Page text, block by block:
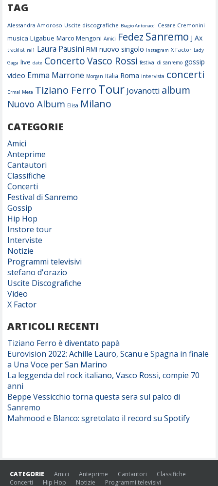
TAG
Alessandra Amoroso Uscite discografiche Biagio Antonacci Cesare Cremonini
musica Ligabue Marco Mengoni Amici Fedez Sanremo J Ax
tracklist rai1 Laura Pausini FIMI nuovo singolo Instagram X Factor Lady
Gaga live date ConcertoVasco Rossi festival di sanremo gossip
video Emma Marrone Morgan Italia Roma intervista concerti
Ermal Meta Tiziano Ferro Tour Jovanotti album
Nuovo Album Elisa Milano
CATEGORIE
Amici
Anteprime
Cantautori
Classifiche
Concerti
Festival di Sanremo
Gossip
Hip Hop
Instore tour
Interviste
Notizie
Programmi televisivi
stefano d'orazio
Uscite Discografiche
Video
X Factor
ARTICOLI RECENTI
Tiziano Ferro è diventato papà
Eurovision 2022: Achille Lauro, Scanu e Spagna in finale
a Una Voce per San Marino
La leggenda del rock italiano, Vasco Rossi, compie 70
anni
Beppe Vessicchio torna questa sera sul palco di
Sanremo
Mahmood e Blanco: sgretolato il record su Spotify
CATEGORIE Amici Anteprime Cantautori
Classifiche
Concerti
Hip Hop Notizie Programmi televisivi